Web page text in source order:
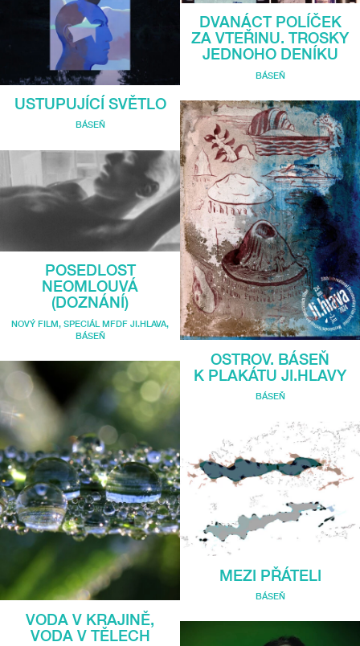
USTUPUJÍCÍ SVĚTLO
BÁSEŇ
POSEDLOST
NEOMLOUVÁ
(DOZNÁNÍ)
NOVÝ FILM SPECIÁL MFDF JI.HLAVA
BÁSEŇ
VODA V KRAJINĚ,
VODA V TĚLECH
DVANÁCT POLÍČEK
ZA VTEŘINU. TROSKY
JEDNOHO DENÍKU
BÁSEŇ
OSTROV. BÁSEŇ
K PLAKÁTU JI.HLAVY
BÁSEŇ
MEZI PŘÁTELI
BÁSEŇ